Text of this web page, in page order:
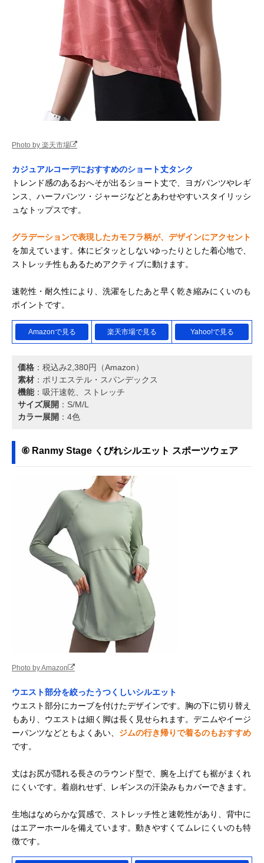
Photo by 楽天市場
カジュアルコーデにおすすめのショート丈タンク
トレンド感のあるおへそが出るショート丈で、ヨガパンツやレギ
ンス、ハーフパンツ・ジャージなどとあわせやすいスタイリッシ
ュなトップスです。
グラデーションで表現したカモフラ柄が、デザインにアクセント
を加えています。体にピタッとしないゆったりとした着心地で、
ストレッチ性もあるためアクティブに動けます。
速乾性・耐久性により、洗濯をしたあと早く乾き縮みにくいのも
ポイントです。
Amazonで見る 楽天市場で見る Yahoo!で見る
価格 ：税込み2,380円（Amazon）
素材 ：ポリエステル・スパンデックス
機能：吸汗速乾、ストレッチ
サイズ展開 ：S/M/L
カラー展開 ：4色
⑥ Ranmy Stage くびれシルエット スポーツウェア
Photo by Amazon
ウエスト部分を絞ったうつくしいシルエット
ウエスト部分にカーブを付けたデザインです。胸の下に切り替え
もあり、ウエストは細く脚は長く見せられます。デニムやイージ
ーパンツなどともよくあい、 ジムの行き帰りで着るのもおすすめ
です。
丈はお尻が隠れる長さのラウンド型で、腕を上げても裾がまくれ
にくいです。着崩れせず、レギンスの汗染みもカバーできます。
生地はなめらかな質感で、ストレッチ性と速乾性があり、背中に
はエアーホールを備えています。動きやすくてムレにくいのも特
徴です。